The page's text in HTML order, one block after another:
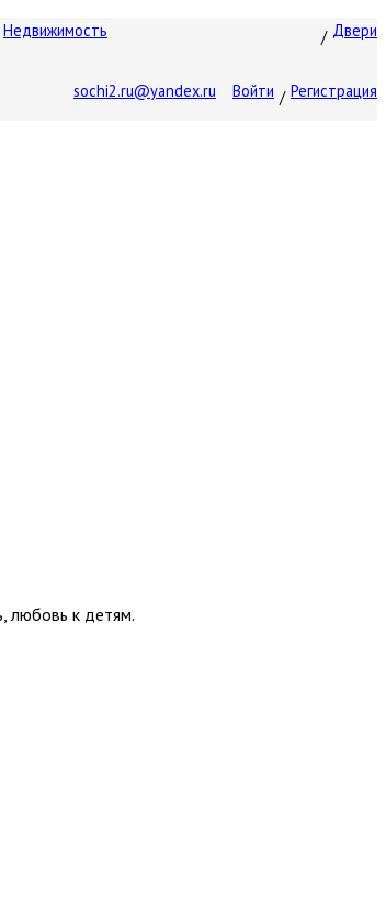
Недвижимость Двери
sochi2.ru@yandex.ru Войти Регистрация
любовь к детям.